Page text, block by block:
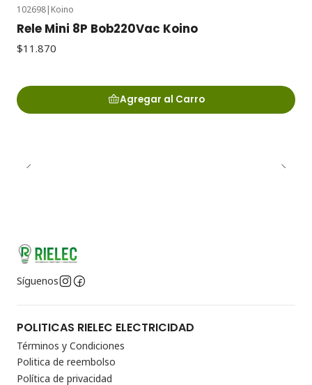
102698| Koino
Rele Mini 8P Bob220Vac Koino
$11.870
Agregar al Carro
Síguenos
POLITICAS RIELEC ELECTRICIDAD
Términos y Condiciones
Politica de reembolso
Política de privacidad